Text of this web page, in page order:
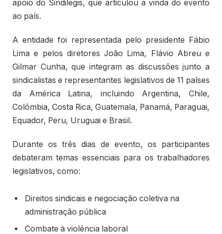
apoio do Sindilegis, que articulou a vinda do evento
ao país.
A entidade foi representada pelo presidente Fábio
Lima e pelos diretores João Lima, Flávio Abreu e
Gilmar Cunha, que integram as discussões junto a
sindicalistas e representantes legislativos de 11 países
da América Latina, incluindo Argentina, Chile,
Colômbia, Costa Rica, Guatemala, Panamá, Paraguai,
Equador, Peru, Uruguai e Brasil.
Durante os três dias de evento, os participantes
debateram temas essenciais para os trabalhadores
legislativos, como:
Direitos sindicais e negociação coletiva na
administração pública
Combate à violência laboral